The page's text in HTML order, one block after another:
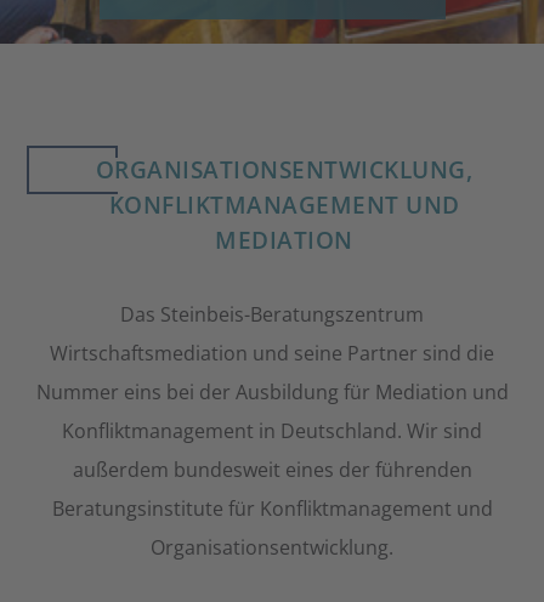
ORGANISATIONSENTWICKLUNG,
KONFLIKTMANAGEMENT UND
MEDIATION
Das Steinbeis-Beratungszentrum
Wirtschaftsmediation und seine Partner sind die
Nummer eins bei der Ausbildung für Mediation und
Konfliktmanagement in Deutschland. Wir sind
außerdem bundesweit eines der führenden
Beratungsinstitute für Konfliktmanagement und
Organisationsentwicklung.